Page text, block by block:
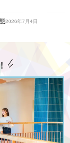
2026年7月4日